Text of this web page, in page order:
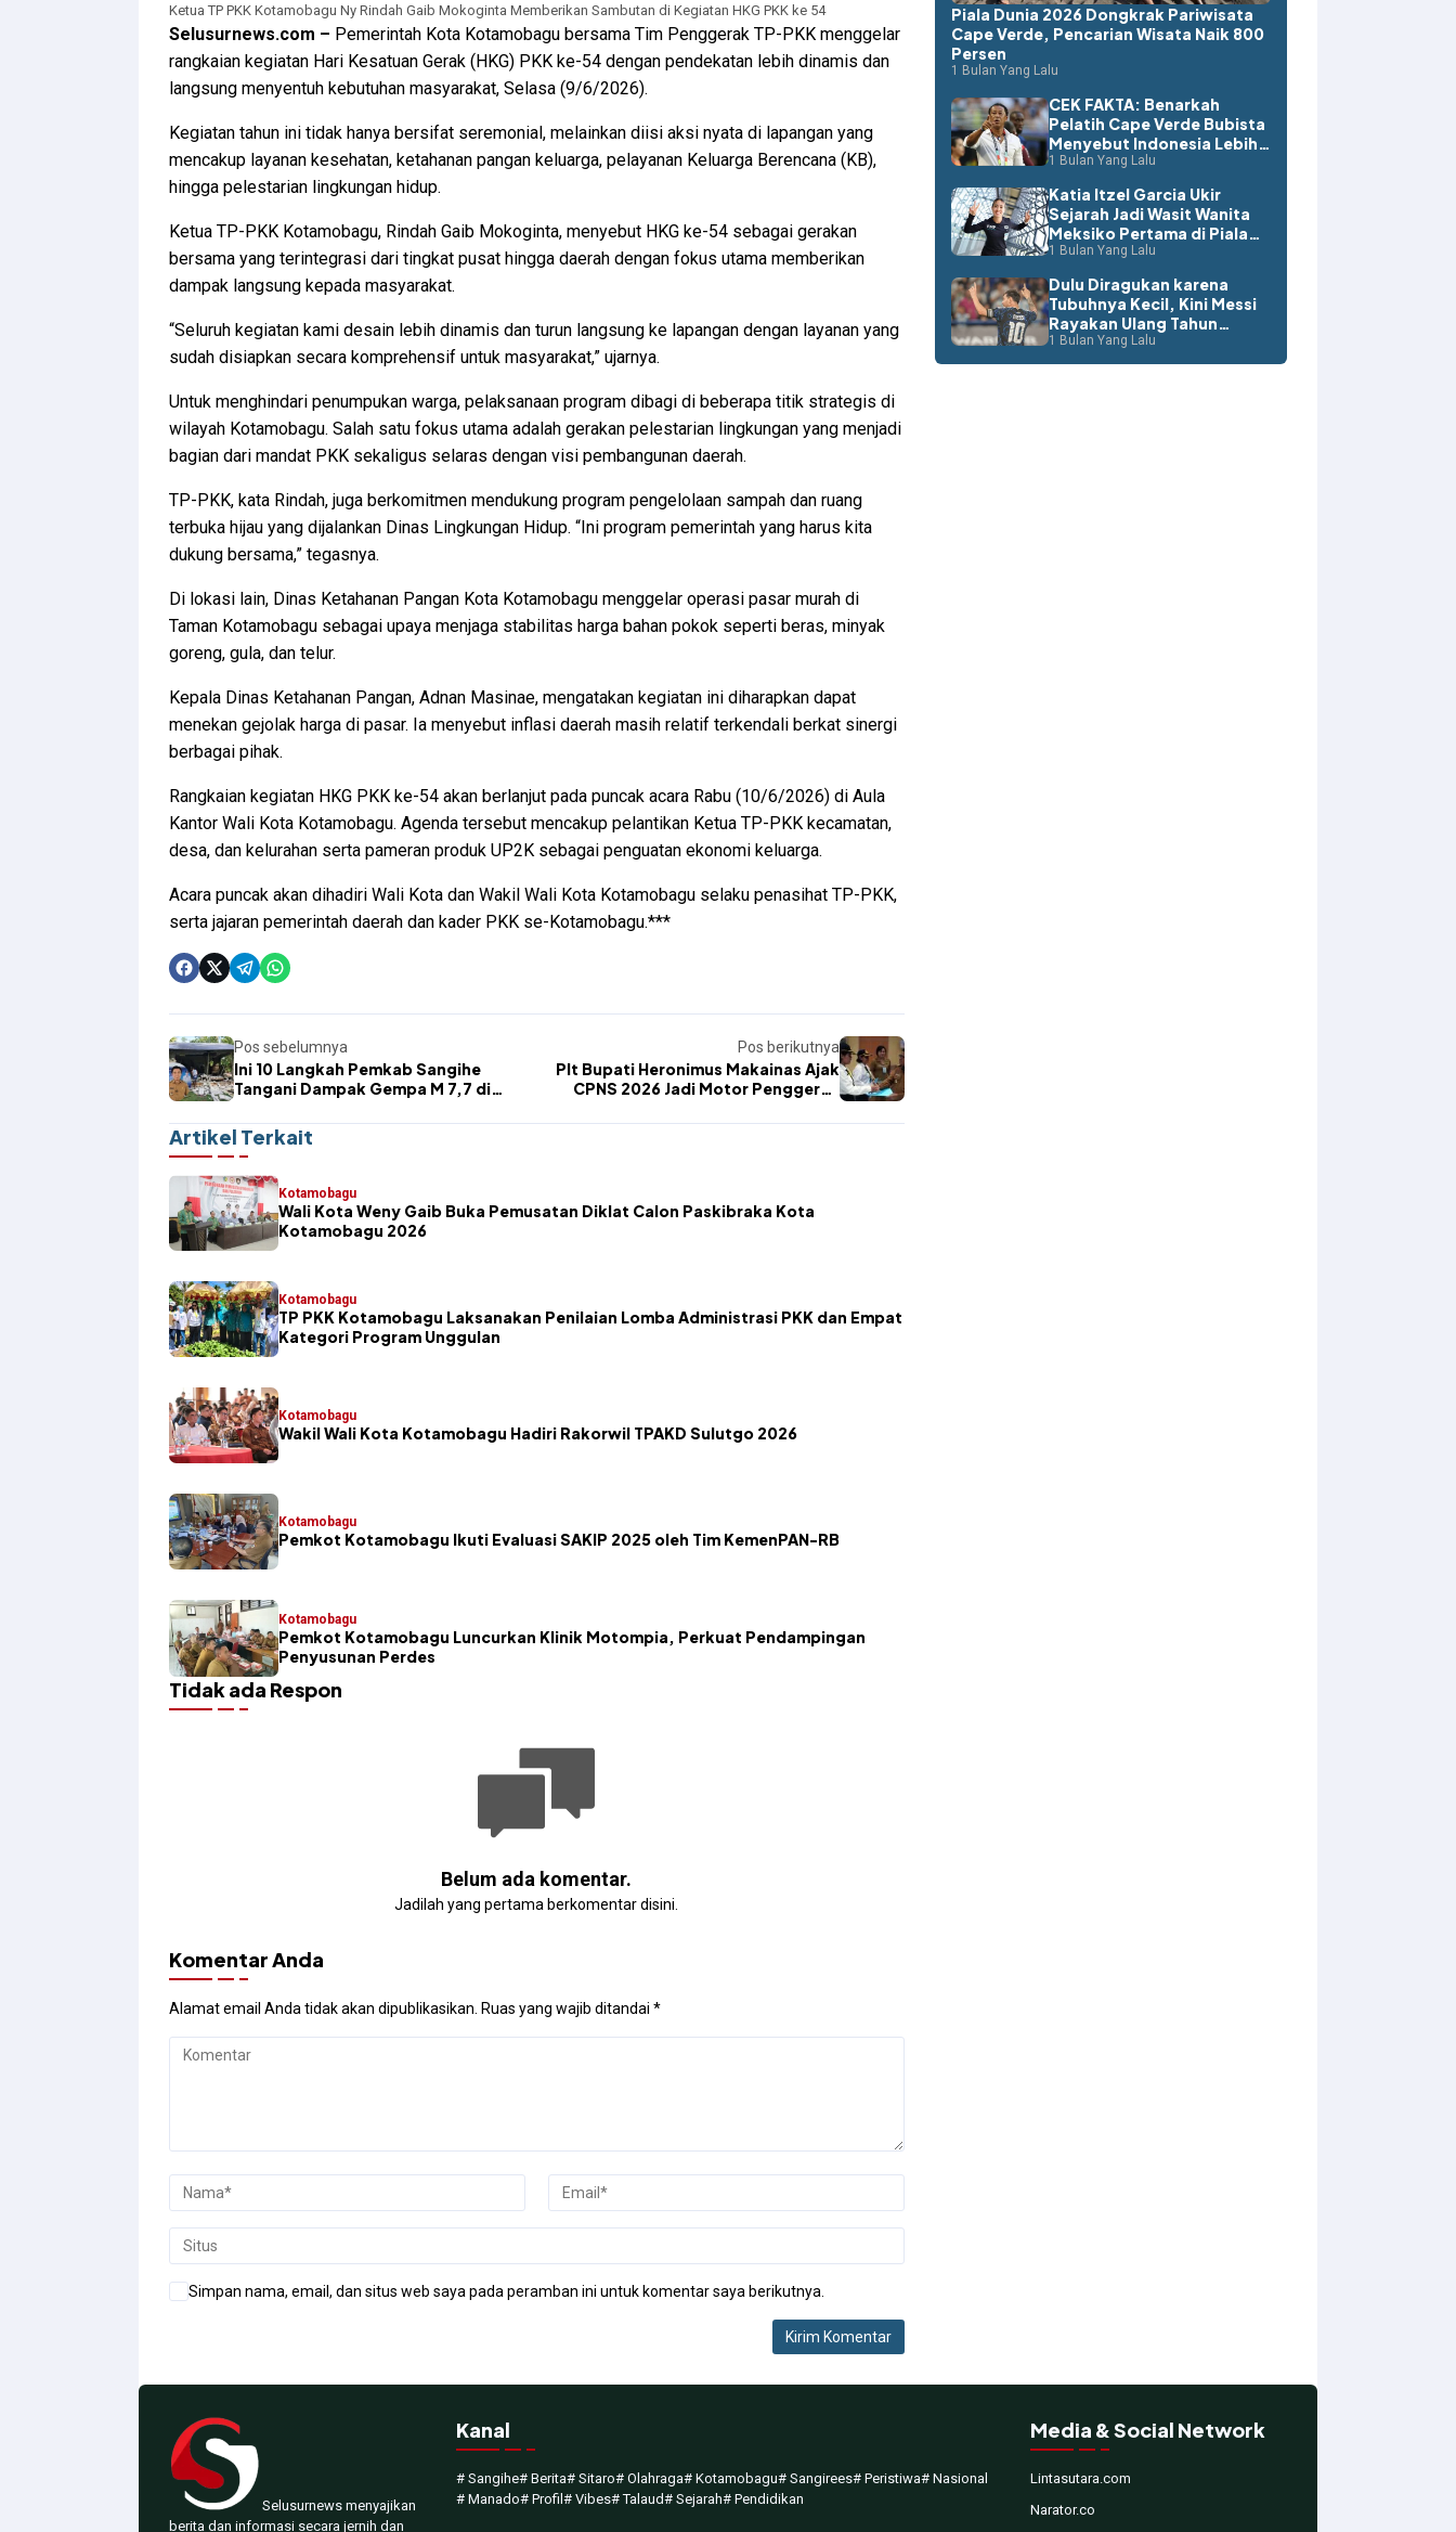
Ketua TP PKK Kotamobagu Ny Rindah Gaib Mokoginta Memberikan Sambutan di Kegiatan HKG PKK ke 54
Selusurnews.com – Pemerintah Kota Kotamobagu bersama Tim Penggerak TP-PKK menggelar
rangkaian kegiatan Hari Kesatuan Gerak (HKG) PKK ke-54 dengan pendekatan lebih dinamis dan
langsung menyentuh kebutuhan masyarakat, Selasa (9/6/2026).
Kegiatan tahun ini tidak hanya bersifat seremonial, melainkan diisi aksi nyata di lapangan yang
mencakup layanan kesehatan, ketahanan pangan keluarga, pelayanan Keluarga Berencana (KB),
hingga pelestarian lingkungan hidup.
Ketua TP-PKK Kotamobagu, Rindah Gaib Mokoginta, menyebut HKG ke-54 sebagai gerakan
bersama yang terintegrasi dari tingkat pusat hingga daerah dengan fokus utama memberikan
dampak langsung kepada masyarakat.
“Seluruh kegiatan kami desain lebih dinamis dan turun langsung ke lapangan dengan layanan yang
sudah disiapkan secara komprehensif untuk masyarakat,” ujarnya.
Untuk menghindari penumpukan warga, pelaksanaan program dibagi di beberapa titik strategis di
wilayah Kotamobagu. Salah satu fokus utama adalah gerakan pelestarian lingkungan yang menjadi
bagian dari mandat PKK sekaligus selaras dengan visi pembangunan daerah.
TP-PKK, kata Rindah, juga berkomitmen mendukung program pengelolaan sampah dan ruang
terbuka hijau yang dijalankan Dinas Lingkungan Hidup. “Ini program pemerintah yang harus kita
dukung bersama,” tegasnya.
Di lokasi lain, Dinas Ketahanan Pangan Kota Kotamobagu menggelar operasi pasar murah di
Taman Kotamobagu sebagai upaya menjaga stabilitas harga bahan pokok seperti beras, minyak
goreng, gula, dan telur.
Kepala Dinas Ketahanan Pangan, Adnan Masinae, mengatakan kegiatan ini diharapkan dapat
menekan gejolak harga di pasar. Ia menyebut inflasi daerah masih relatif terkendali berkat sinergi
berbagai pihak.
Rangkaian kegiatan HKG PKK ke-54 akan berlanjut pada puncak acara Rabu (10/6/2026) di Aula
Kantor Wali Kota Kotamobagu. Agenda tersebut mencakup pelantikan Ketua TP-PKK kecamatan,
desa, dan kelurahan serta pameran produk UP2K sebagai penguatan ekonomi keluarga.
Acara puncak akan dihadiri Wali Kota dan Wakil Wali Kota Kotamobagu selaku penasihat TP-PKK,
serta jajaran pemerintah daerah dan kader PKK se-Kotamobagu.***
Pos sebelumnya
Ini 10 Langkah Pemkab Sangihe
Tangani Dampak Gempa M 7,7 di
Pos berikutnya
Plt Bupati Heronimus Makainas Ajak
CPNS 2026 Jadi Motor Penggerak
Artikel Terkait
Kotamobagu
Wali Kota Weny Gaib Buka Pemusatan Diklat Calon Paskibraka Kota
Kotamobagu 2026
Kotamobagu
TP PKK Kotamobagu Laksanakan Penilaian Lomba Administrasi PKK dan Empat
Kategori Program Unggulan
Kotamobagu
Wakil Wali Kota Kotamobagu Hadiri Rakorwil TPAKD Sulutgo 2026
Kotamobagu
Pemkot Kotamobagu Ikuti Evaluasi SAKIP 2025 oleh Tim KemenPAN-RB
Kotamobagu
Pemkot Kotamobagu Luncurkan Klinik Motompia, Perkuat Pendampingan
Penyusunan Perdes
Tidak ada Respon
Belum ada komentar.
Jadilah yang pertama berkomentar disini.
Komentar Anda
Alamat email Anda tidak akan dipublikasikan. Ruas yang wajib ditandai *
Simpan nama, email, dan situs web saya pada peramban ini untuk komentar saya berikutnya.
Piala Dunia 2026 Dongkrak Pariwisata
Cape Verde, Pencarian Wisata Naik 800
Persen
1 Bulan Yang Lalu
CEK FAKTA: Benarkah
Pelatih Cape Verde Bubista
Menyebut Indonesia Lebih
Layak ke Piala Dunia?
1 Bulan Yang Lalu
Katia Itzel Garcia Ukir
Sejarah Jadi Wasit Wanita
Meksiko Pertama di Piala
Dunia
1 Bulan Yang Lalu
Dulu Diragukan karena
Tubuhnya Kecil, Kini Messi
Rayakan Ulang Tahun
dengan Rekor Dunia
1 Bulan Yang Lalu
Selusurnews menyajikan
berita dan informasi secara jernih dan
Kanal
# Sangihe# Berita# Sitaro# Olahraga# Kotamobagu# Sangirees# Peristiwa# Nasional
# Manado# Profil# Vibes# Talaud# Sejarah# Pendidikan
Media & Social Network
Lintasutara.com
Narator.co